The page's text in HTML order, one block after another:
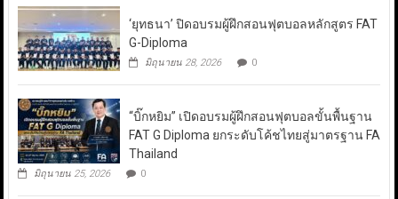
‘ยุทธนา’ ปิดอบรมผู้ฝึกสอนฟุตบอลหลักสูตร FAT
G-Diploma
มิถุนายน 28, 2026 0
“บิ๊กหยิม” เปิดอบรมผู้ฝึกสอนฟุตบอลขั้นพื้นฐาน
FAT G Diploma ยกระดับโค้ชไทยสู่มาตรฐาน FA
Thailand
มิถุนายน 25, 2026 0